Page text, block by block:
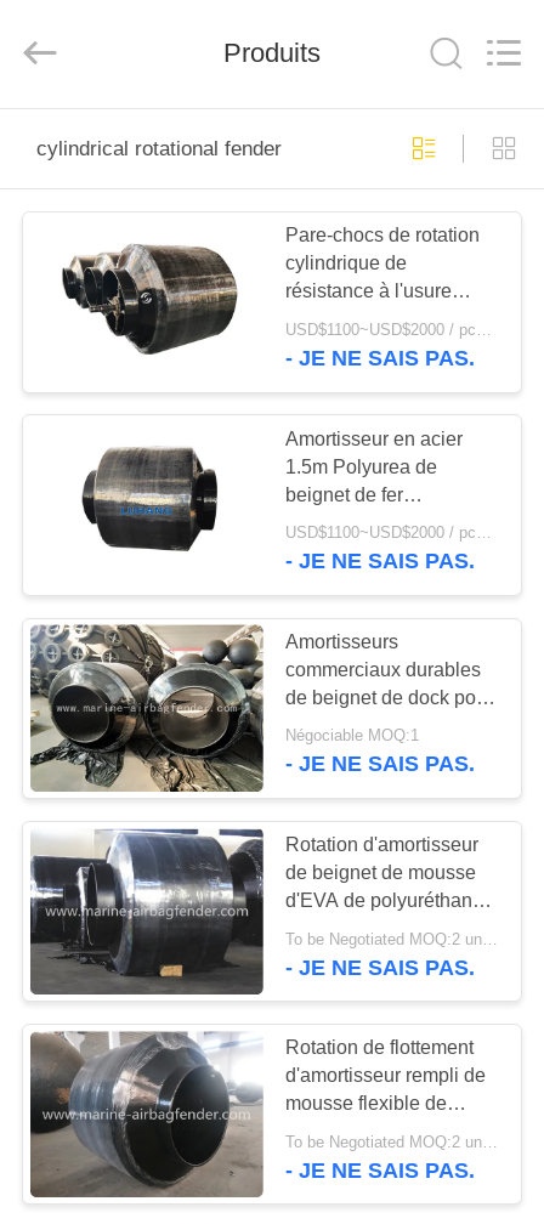
LA
MAISON
PRODUITS
PROPOS
NOUS
VISITE
DE
L'USINE
CONTRÔLE
DE
LA
QUALITÉ
NOUS
CONTACTER
DEMANDEZ
UN DEVIS
PLAN
DU
Fender
Rights
Produits
cylindrical rotational fender
Pare-chocs de rotation
cylindrique de
résistance à l'usure
d'amortisseur de
polyuréthane de beignet
USD$1100~USD$2000 / pcs Negotiable MOQ:1pcs
- JE NE SAIS PAS.
Amortisseur en acier
1.5m Polyurea de
beignet de fer
cylindrique enduisant le
type spécifique
USD$1100~USD$2000 / pcs Negotiable MOQ:1pcs
- JE NE SAIS PAS.
Amortisseurs
commerciaux durables
de beignet de dock pour
la protection d'entrée de
coin ou de serrure
Négociable MOQ:1
- JE NE SAIS PAS.
Rotation d'amortisseur
de beignet de mousse
d'EVA de polyuréthane
autour de la pile en acier
pour la Manche de
- JE NE SAIS PAS.
Rotation de flottement
d'amortisseur rempli de
mousse flexible de
beignet sur des piles à
l'entrée de serrure
To be Negotiated MOQ:2 unités
- JE NE SAIS PAS.